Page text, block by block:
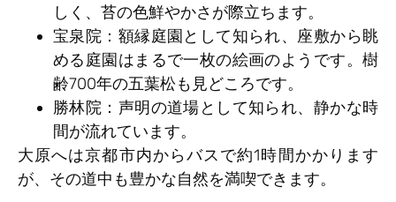
しく、苔の色鮮やかさが際立ちます。
宝泉院 ：額縁庭園として知られ、座敷から眺
める庭園はまるで一枚の絵画のようです。樹
齢700年の五葉松も見どころです。
勝林院 ：声明の道場として知られ、静かな時
間が流れています。
大原へは京都市内からバスで約1時間かかります
が、その道中も豊かな自然を満喫できます。